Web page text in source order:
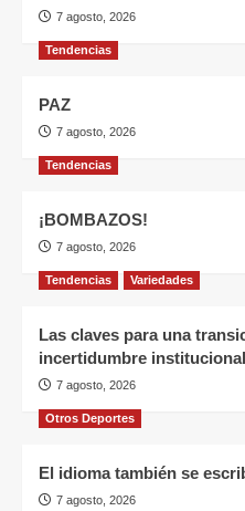
7 agosto, 2026
Tendencias
PAZ
7 agosto, 2026
Tendencias
¡BOMBAZOS!
7 agosto, 2026
Tendencias Variedades
Las claves para una
incertidumbre institucional
7 agosto, 2026
Otros Deportes
El idioma también se
7 agosto, 2026